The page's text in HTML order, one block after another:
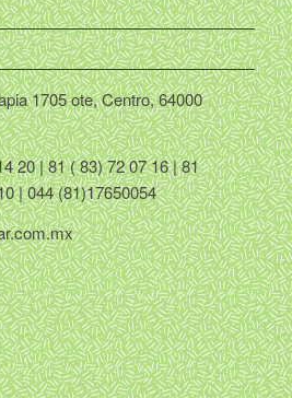
1705 ote, Centro, 64000
20 | 81 ( 83) 72 07 16 | 81
| 044 (81)17650054